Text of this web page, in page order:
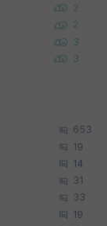
2
2
3
3
653
19
14
31
33
19